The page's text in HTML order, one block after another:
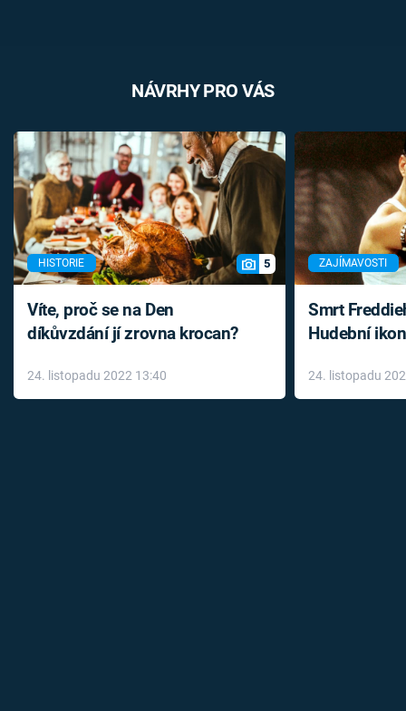
NÁVRHY PRO VÁS
HISTORIE 5
Víte, proč se na Den
díkůvzdání jí zrovna krocan?
24. listopadu 2022 13:40
ZAJÍMAVOSTI
Smrt
Hudební
léky
24. listopadu